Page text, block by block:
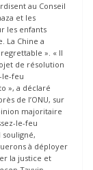
au Conseil
et les
les enfants
La Chine a
». « Il
de résolution
le-feu
», a déclaré
de l’ONU, sur
majoritaire
le-feu
à déployer
la justice et